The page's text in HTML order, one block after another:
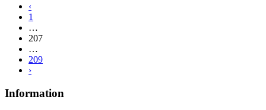
‹
1
…
207
…
209
›
Information